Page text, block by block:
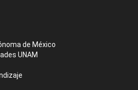
de México
UNAM